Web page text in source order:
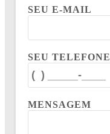
SEU E-MAIL
SEU TELEFONE
MENSAGEM